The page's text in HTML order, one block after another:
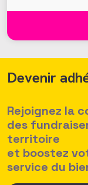
L’AFF c’est
un réseau.
Devenir
Rejoignez la
des
territoire
et boostez
service du